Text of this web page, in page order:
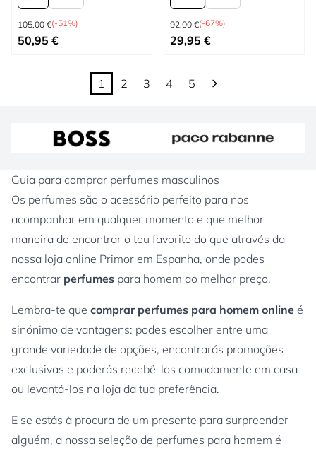
Preço Normal
105,00 €(-51%)
Tão baixo quanto
50,95 €
Preço Normal
92,00 €(-67%)
Tão baixo quanto
29,95 €
Está de momento a ler a página
1
Página
2
Página
3
Página
4
Página
5
Guia para comprar perfumes masculinos
Os perfumes são o acessório perfeito para nos
acompanhar em qualquer momento e que melhor
maneira de encontrar o teu favorito do que através da
nossa loja online Primor em Espanha, onde podes
encontrar perfumes para homem ao melhor preço.
Lembra-te que comprar perfumes para homem online é
sinónimo de vantagens: podes escolher entre uma
grande variedade de opções, encontrarás promoções
exclusivas e poderás recebê-los comodamente em casa
ou levantá-los na loja da tua preferência.
E se estás à procura de um presente para surpreender
alguém, a nossa seleção de perfumes para homem é